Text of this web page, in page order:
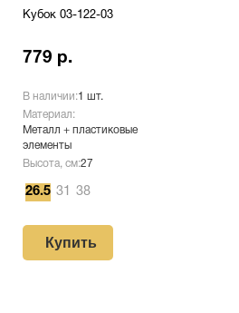
Кубок 03-122-03
779 р.
В наличии:1 шт.
Материал:
Металл + пластиковые
элементы
Высота, см:27
26.5 31 38
Купить